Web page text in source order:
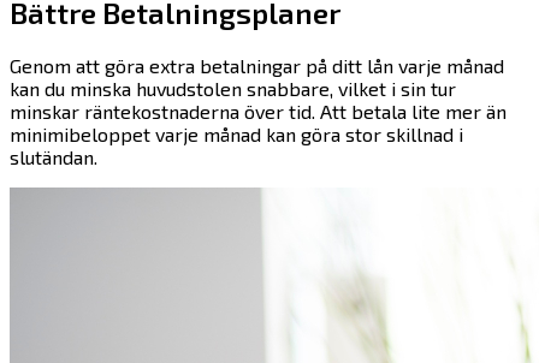
Bättre Betalningsplaner
Genom att göra extra betalningar på ditt lån varje månad
kan du minska huvudstolen snabbare, vilket i sin tur
minskar räntekostnaderna över tid. Att betala lite mer än
minimibeloppet varje månad kan göra stor skillnad i
slutändan.